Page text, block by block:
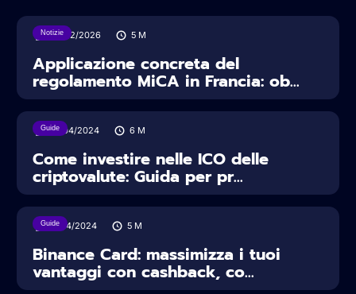
Notizie
27/02/2026 5 M
Applicazione concreta del
regolamento MiCA in Francia: ob...
Guide12/04/2024 6 M
Come investire nelle ICO delle
criptovalute: Guida per pr...
Guide11/04/2024 5 M
Binance Card: massimizza i tuoi
vantaggi con cashback, co...